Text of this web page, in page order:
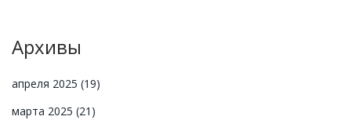
Архивы
апреля 2025 (19)
марта 2025 (21)